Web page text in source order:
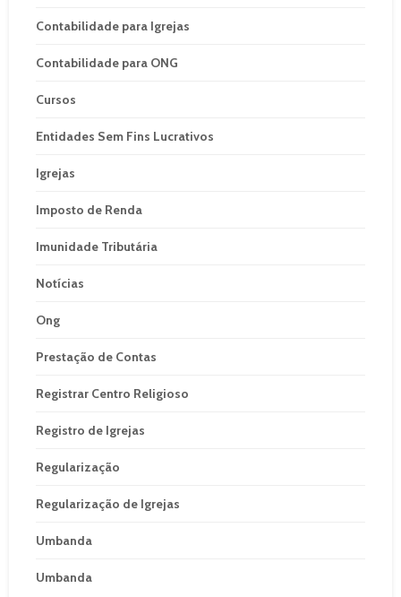
Contabilidade para Igrejas
Contabilidade para ONG
Cursos
Entidades Sem Fins Lucrativos
Igrejas
Imposto de Renda
Imunidade Tributária
Notícias
Ong
Prestação de Contas
Registrar Centro Religioso
Registro de Igrejas
Regularização
Regularização de Igrejas
Umbanda
Umbanda